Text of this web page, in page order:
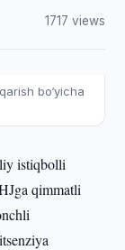
1717 views
bo‘yicha
istiqbolli
qimmatli